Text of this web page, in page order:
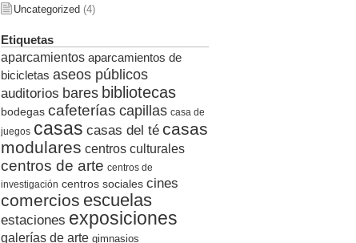
Uncategorized (4)
Etiquetas
aparcamientos aparcamientos de
bicicletas aseos públicos
auditorios bares bibliotecas
bodegas cafeterías capillas casa de
juegos casas casas del té casas
modulares centros culturales
centros de arte centros de
investigación centros sociales cines
comercios escuelas
estaciones exposiciones
galerías de arte gimnasios